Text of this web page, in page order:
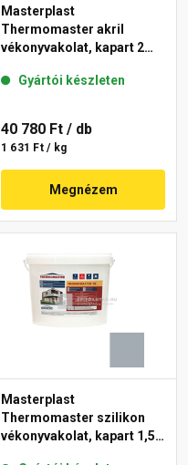
Masterplast
Thermomaster akril
vékonyvakolat, kapart 2
Gyártói készleten
40 780 Ft / db
1 631 Ft / kg
Megnézem
Masterplast
Thermomaster szilikon
vékonyvakolat, kapart 1,5